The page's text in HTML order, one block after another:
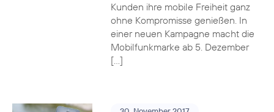
Kunden ihre mobile Freiheit ganz
ohne Kompromisse genießen. In
einer neuen Kampagne macht die
Mobilfunkmarke ab 5. Dezember
[…]